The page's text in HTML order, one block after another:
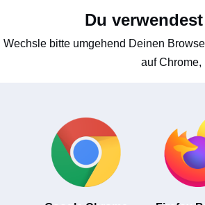
Du
Wechsle bitte umgehend Deinen
auf Chrome,